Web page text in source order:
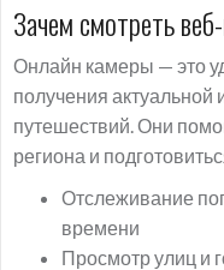
Зачем смотреть
Онлайн камеры — это
получения
путешествий. Они
региона и
Отслеживание
времени
Просмотр улиц и